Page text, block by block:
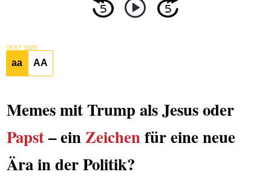
TEXT SIZE
aa AA
Memes mit Trump als Jesus oder
Papst– einZeichenfür eine neue
Ära in der Politik?